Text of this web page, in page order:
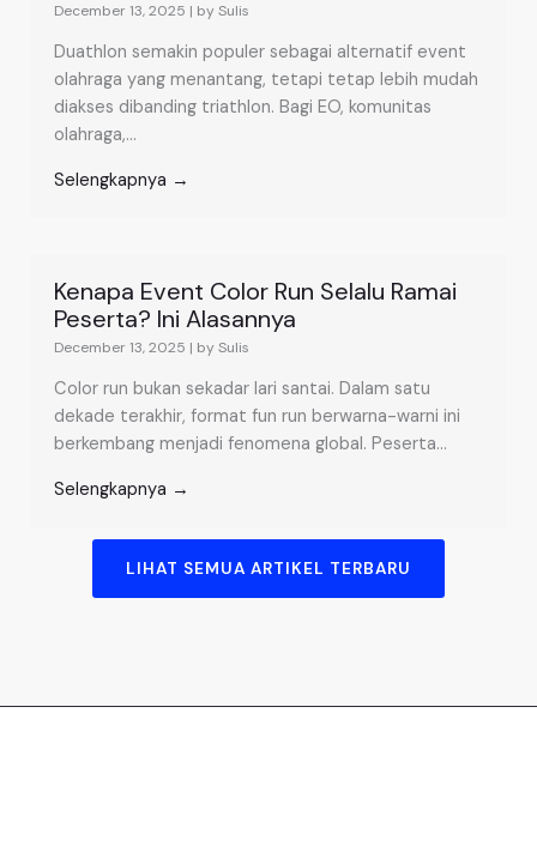
December 13, 2025 | by Sulis
Duathlon semakin populer sebagai alternatif event
olahraga yang menantang, tetapi tetap lebih mudah
diakses dibanding triathlon. Bagi EO, komunitas
olahraga,...
Selengkapnya →
Kenapa Event Color Run Selalu Ramai
Peserta? Ini Alasannya
December 13, 2025 | by Sulis
Color run bukan sekadar lari santai. Dalam satu
dekade terakhir, format fun run berwarna-warni ini
berkembang menjadi fenomena global. Peserta...
Selengkapnya →
LIHAT SEMUA ARTIKEL TERBARU